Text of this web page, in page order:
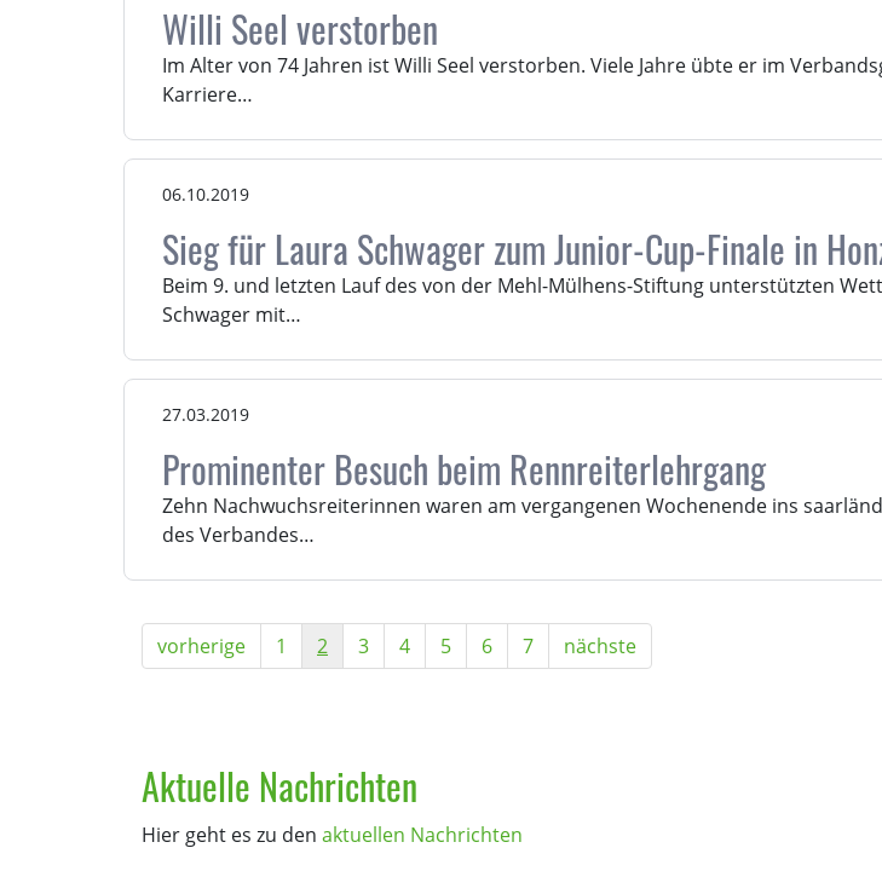
Willi Seel verstorben
Im Alter von 74 Jahren ist Willi Seel verstorben. Viele Jahre übte er im
Karriere…
06.10.2019
Sieg für Laura Schwager zum Junior-Cup-Finale in
Beim 9. und letzten Lauf des von der Mehl-Mülhens-Stiftung unterstützten
Schwager mit…
27.03.2019
Prominenter Besuch beim Rennreiterlehrgang
Zehn Nachwuchsreiterinnen waren am vergangenen Wochenende ins
des Verbandes…
vorherige 1 2 3 4 5 6 7 nächste
Aktuelle Nachrichten
Hier geht es zu den aktuellen Nachrichten